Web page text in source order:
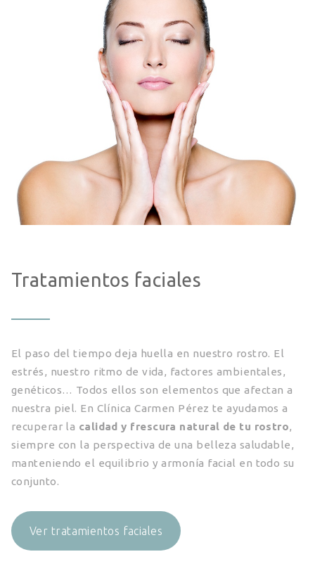
Tratamientos faciales
El paso del tiempo deja huella en nuestro rostro. El
estrés, nuestro ritmo de vida, factores ambientales,
genéticos… Todos ellos son elementos que afectan a
nuestra piel. En Clínica Carmen Pérez te ayudamos a
recuperar la calidad y frescura natural de tu rostro,
siempre con la perspectiva de una belleza saludable,
manteniendo el equilibrio y armonía facial en todo su
conjunto.
Ver tratamientos faciales